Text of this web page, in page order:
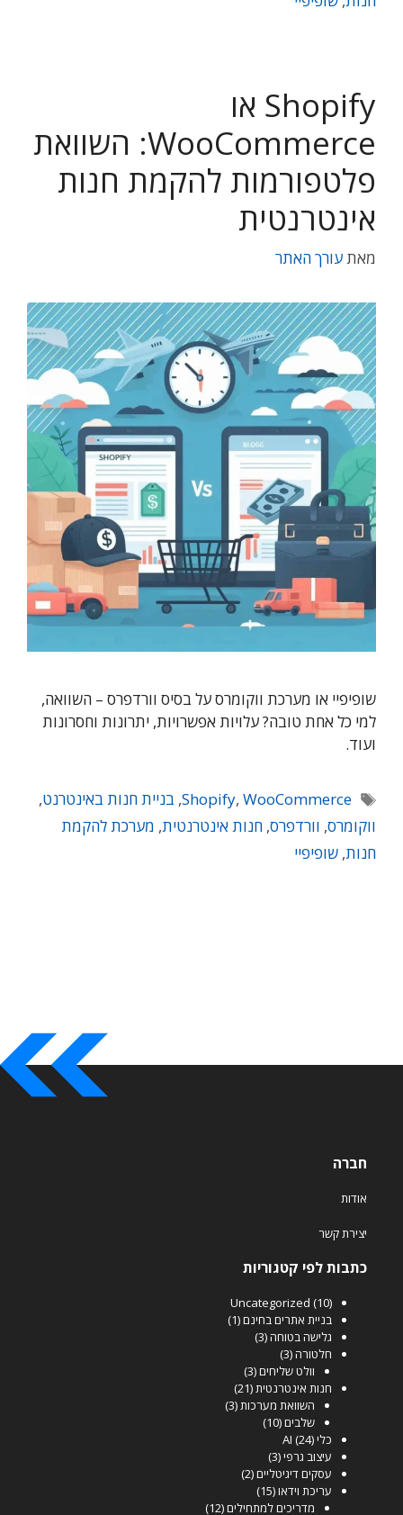
Shopify או
WooCommerce: השוואת
פלטפורמות להקמת חנות
אינטרנטית
מאתעורך האתר
שופיפיי או מערכת ווקומרס על בסיס וורדפרס – השוואה,
למי כל אחת טובה? עלויות אפשרויות, יתרונות וחסרונות
ועוד.
תגיות Shopify, WooCommerce
, בניית חנות באינטרנט,
ווקומרס, וורדפרס, חנות אינטרנטית, מערכת להקמת
חנות, שופיפיי
חברה
אודות
יצירת קשר
כתבות לפי קטגוריות
Uncategorized (10)
בניית אתרים בחינם(1)
גלישה בטוחה(3)
חלטורה(3)
וולט שליחים(3)
חנות אינטרנטית(21)
השוואת מערכות(3)
שלבים(10)
כלי AI(24)
עיצוב גרפי(3)
עסקים דיגיטליים(2)
עריכת וידאו(15)
מדריכים למתחילים(12)